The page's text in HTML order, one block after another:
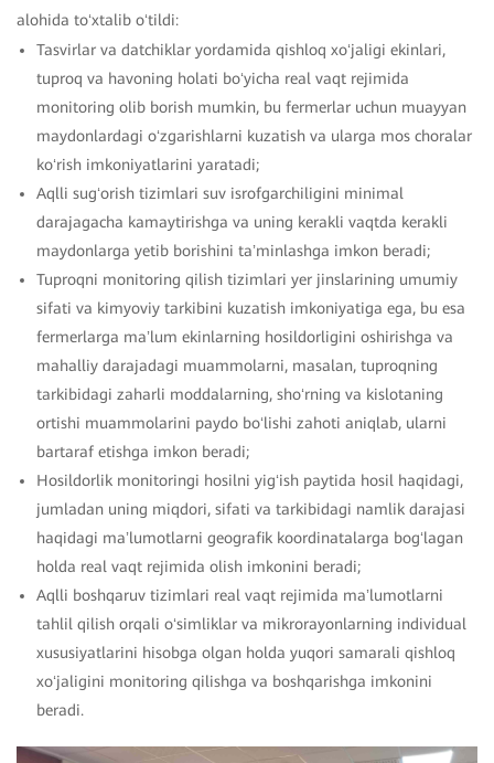
alohida toʻxtalib oʻtildi:
Tasvirlar va datchiklar yordamida qishloq xoʻjaligi ekinlari,
tuproq va havoning holati boʻyicha real vaqt rejimida
monitoring olib borish mumkin, bu fermerlar uchun muayyan
maydonlardagi oʻzgarishlarni kuzatish va ularga mos choralar
koʻrish imkoniyatlarini yaratadi;
Aqlli sugʻorish tizimlari suv isrofgarchiligini minimal
darajagacha kamaytirishga va uning kerakli vaqtda kerakli
maydonlarga yetib borishini taʼminlashga imkon beradi;
Tuproqni monitoring qilish tizimlari yer jinslarining umumiy
sifati va kimyoviy tarkibini kuzatish imkoniyatiga ega, bu esa
fermerlarga maʼlum ekinlarning hosildorligini oshirishga va
mahalliy darajadagi muammolarni, masalan, tuproqning
tarkibidagi zaharli moddalarning, shoʻrning va kislotaning
ortishi muammolarini paydo boʻlishi zahoti aniqlab, ularni
bartaraf etishga imkon beradi;
Hosildorlik monitoringi hosilni yigʻish paytida hosil haqidagi,
jumladan uning miqdori, sifati va tarkibidagi namlik darajasi
haqidagi maʼlumotlarni geografik koordinatalarga bogʻlagan
holda real vaqt rejimida olish imkonini beradi;
Aqlli boshqaruv tizimlari real vaqt rejimida maʼlumotlarni
tahlil qilish orqali oʻsimliklar va mikrorayonlarning individual
xususiyatlarini hisobga olgan holda yuqori samarali qishloq
xoʻjaligini monitoring qilishga va boshqarishga imkonini
beradi.